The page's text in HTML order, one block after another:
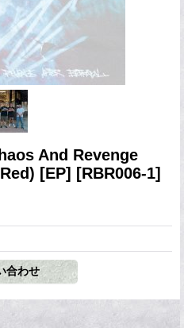
And Revenge
[EP] [RBR006-1]